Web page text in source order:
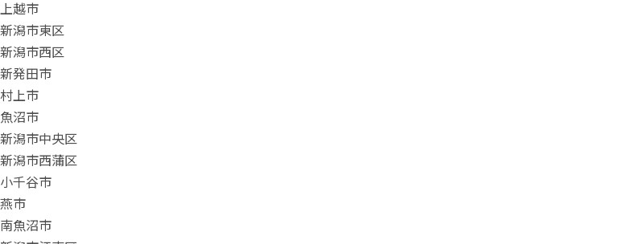
上越市
新潟市東区
新潟市西区
新発田市
村上市
魚沼市
新潟市中央区
新潟市西蒲区
小千谷市
燕市
南魚沼市